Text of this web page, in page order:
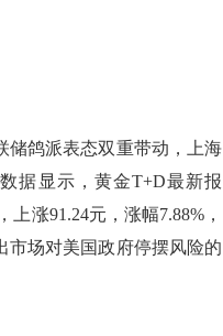
鸽派表态双重带动，上海
据显示，黄金T+D最新报
上涨91.24元，涨幅7.88%，
市场对美国政府停摆风险的